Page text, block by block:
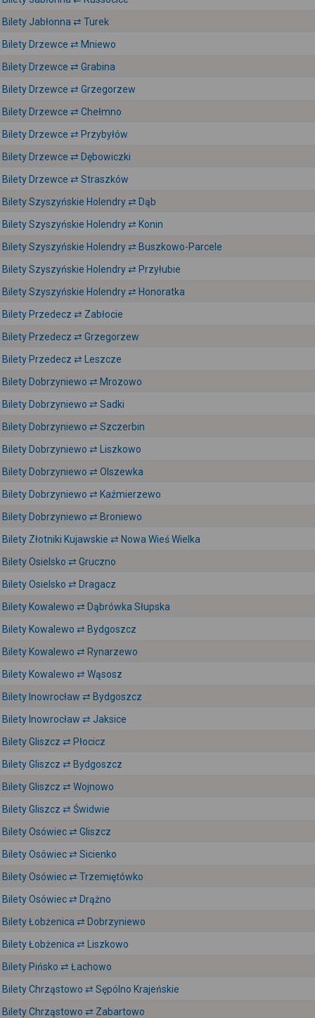
Bilety Jabłonna ⇄ Turek
Bilety Drzewce ⇄ Mniewo
Bilety Drzewce ⇄ Grabina
Bilety Drzewce ⇄ Grzegorzew
Bilety Drzewce ⇄ Chełmno
Bilety Drzewce ⇄ Przybyłów
Bilety Drzewce ⇄ Dębowiczki
Bilety Drzewce ⇄ Straszków
Bilety Szyszyńskie Holendry ⇄ Dąb
Bilety Szyszyńskie Holendry ⇄ Konin
Bilety Szyszyńskie Holendry ⇄ Buszkowo-Parcele
Bilety Szyszyńskie Holendry ⇄ Przyłubie
Bilety Szyszyńskie Holendry ⇄ Honoratka
Bilety Przedecz ⇄ Zabłocie
Bilety Przedecz ⇄ Grzegorzew
Bilety Przedecz ⇄ Leszcze
Bilety Dobrzyniewo ⇄ Mrozowo
Bilety Dobrzyniewo ⇄ Sadki
Bilety Dobrzyniewo ⇄ Szczerbin
Bilety Dobrzyniewo ⇄ Liszkowo
Bilety Dobrzyniewo ⇄ Olszewka
Bilety Dobrzyniewo ⇄ Kaźmierzewo
Bilety Dobrzyniewo ⇄ Broniewo
Bilety Złotniki Kujawskie ⇄ Nowa Wieś Wielka
Bilety Osielsko ⇄ Gruczno
Bilety Osielsko ⇄ Dragacz
Bilety Kowalewo ⇄ Dąbrówka Słupska
Bilety Kowalewo ⇄ Bydgoszcz
Bilety Kowalewo ⇄ Rynarzewo
Bilety Kowalewo ⇄ Wąsosz
Bilety Inowrocław ⇄ Bydgoszcz
Bilety Inowrocław ⇄ Jaksice
Bilety Gliszcz ⇄ Płocicz
Bilety Gliszcz ⇄ Bydgoszcz
Bilety Gliszcz ⇄ Wojnowo
Bilety Gliszcz ⇄ Świdwie
Bilety Osówiec ⇄ Gliszcz
Bilety Osówiec ⇄ Sicienko
Bilety Osówiec ⇄ Trzemiętówko
Bilety Osówiec ⇄ Drążno
Bilety Łobżenica ⇄ Dobrzyniewo
Bilety Łobżenica ⇄ Liszkowo
Bilety Pińsko ⇄ Łachowo
Bilety Chrząstowo ⇄ Sępólno Krajeńskie
Bilety Chrząstowo ⇄ Zabartowo